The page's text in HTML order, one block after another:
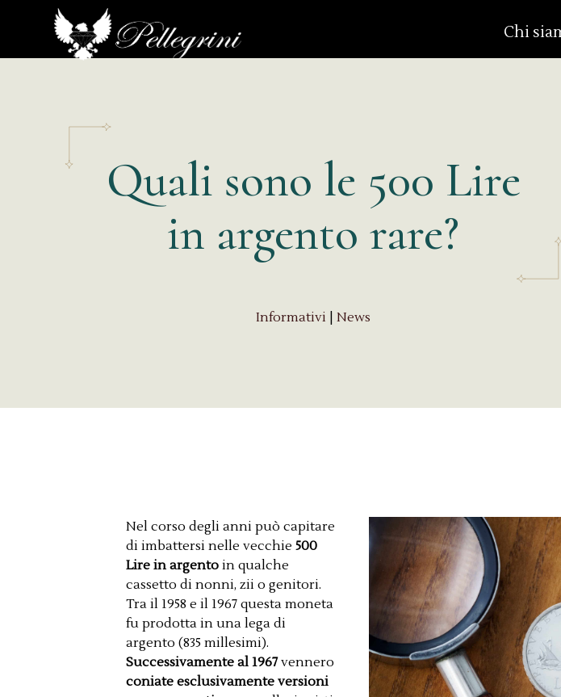
Chi
Quali sono le 500 Lire
in argento rare?
Informativi |News
Nel corso degli anni può capitare
di imbattersi nelle vecchie500
Lire in argento in qualche
cassetto di nonni, zii o genitori.
Tra il 1958 e il 1967 questa moneta
fu prodotta in una lega di
argento (835 millesimi).
Successivamente al 1967vennero
coniate esclusivamente versioni